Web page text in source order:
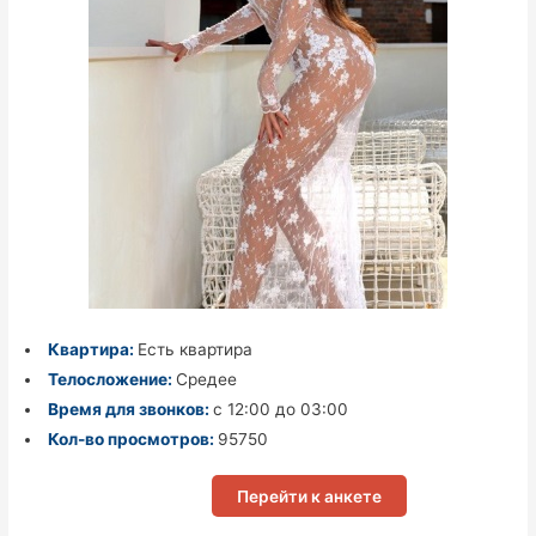
Квартира: Есть квартира
Телосложение: Средее
Время для звонков: с 12:00 до 03:00
Кол-во просмотров: 95750
Перейти к анкете